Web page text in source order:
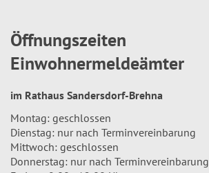
Öffnungszeiten
Einwohnermeldeämter
im Rathaus Sandersdorf-Brehna
Montag: geschlossen
Dienstag: nur nach Terminvereinbarung
Mittwoch: geschlossen
Donnerstag: nur nach Terminvereinbarung